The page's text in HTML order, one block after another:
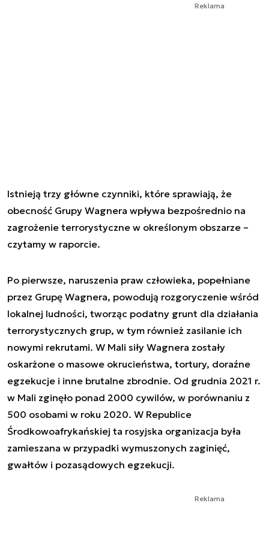
Reklama
Istnieją trzy główne czynniki, które sprawiają, że
obecność Grupy Wagnera wpływa bezpośrednio na
zagrożenie terrorystyczne w określonym obszarze –
czytamy w raporcie.
Po pierwsze, naruszenia praw człowieka, popełniane
przez Grupę Wagnera, powodują rozgoryczenie wśród
lokalnej ludności, tworząc podatny grunt dla działania
terrorystycznych grup, w tym również zasilanie ich
nowymi rekrutami. W Mali siły Wagnera zostały
oskarżone o masowe okrucieństwa, tortury, doraźne
egzekucje i inne brutalne zbrodnie. Od grudnia 2021 r.
w Mali zginęło ponad 2000 cywilów, w porównaniu z
500 osobami w roku 2020. W Republice
Środkowoafrykańskiej ta rosyjska organizacja była
zamieszana w przypadki wymuszonych zaginięć,
gwałtów i pozasądowych egzekucji.
Reklama